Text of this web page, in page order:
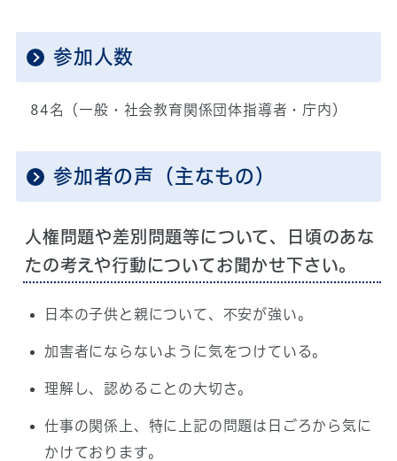
参加人数
84名（一般・社会教育関係団体指導者・庁内）
参加者の声（主なもの）
人権問題や差別問題等について、日頃のあな
たの考えや行動についてお聞かせ下さい。
日本の子供と親について、不安が強い。
加害者にならないように気をつけている。
理解し、認めることの大切さ。
仕事の関係上、特に上記の問題は日ごろから気に
かけております。